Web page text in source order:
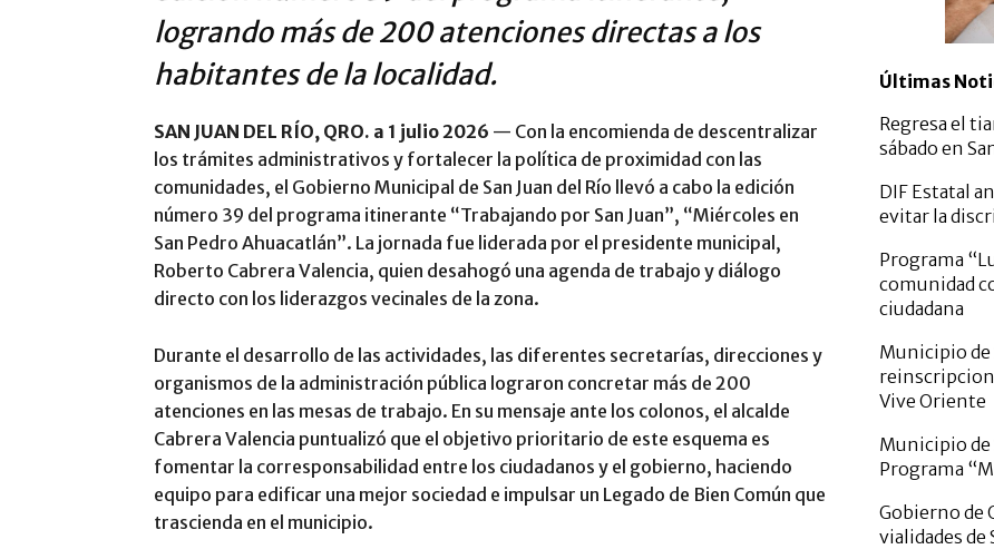
logrando más de 200 atenciones directas a los
habitantes de la localidad.
SAN JUAN DEL RÍO, QRO. a 1 julio 2026 — Con la encomienda de descentralizar
los trámites administrativos y fortalecer la política de proximidad con las
comunidades, el Gobierno Municipal de San Juan del Río llevó a cabo la edición
número 39 del programa itinerante “Trabajando por San Juan”, “Miércoles en
San Pedro Ahuacatlán”. La jornada fue liderada por el presidente municipal,
Roberto Cabrera Valencia, quien desahogó una agenda de trabajo y diálogo
directo con los liderazgos vecinales de la zona.
Durante el desarrollo de las actividades, las diferentes secretarías, direcciones y
organismos de la administración pública lograron concretar más de 200
atenciones en las mesas de trabajo. En su mensaje ante los colonos, el alcalde
Cabrera Valencia puntualizó que el objetivo prioritario de este esquema es
fomentar la corresponsabilidad entre los ciudadanos y el gobierno, haciendo
equipo para edificar una mejor sociedad e impulsar un Legado de Bien Común que
trascienda en el municipio.
Últimas
Regresa el
sábado en
DIF Estatal
evitar la
Programa
comunidad
ciudadana
Municipio de
Vive Oriente
Municipio de
Programa
Gobierno de
vialidades de